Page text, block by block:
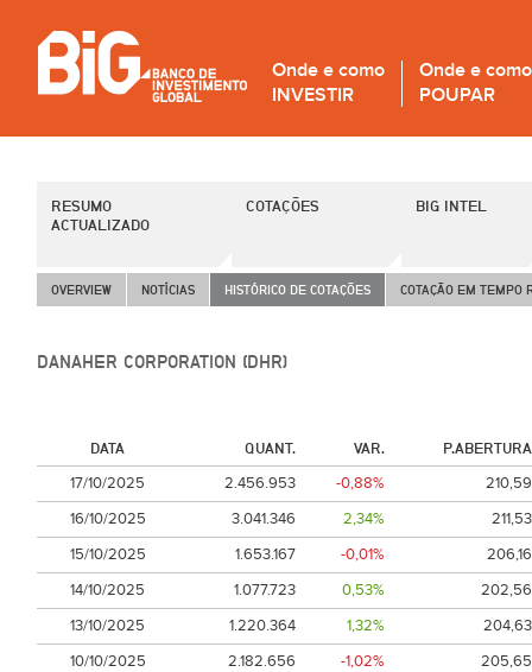
Onde e como
INVESTIR
Onde e como
POUPAR
RESUMO
ACTUALIZADO
COTAÇÕES BIG INTEL
OVERVIEW NOTÍCIAS HISTÓRICO DE COTAÇÕES COTAÇÃO EM TEMPO
DANAHER CORPORATION (DHR)
DATA QUANT. VAR.
P.ABERTURA
17/10/2025
2.456.953 -0,88%
210,59
16/10/2025
3.041.346 2,34%
211,53
15/10/2025
1.653.167 -0,01%
206,16
14/10/2025
1.077.723 0,53%
202,56
13/10/2025
1.220.364 1,32%
204,63
10/10/2025
2.182.656 -1,02%
205,65